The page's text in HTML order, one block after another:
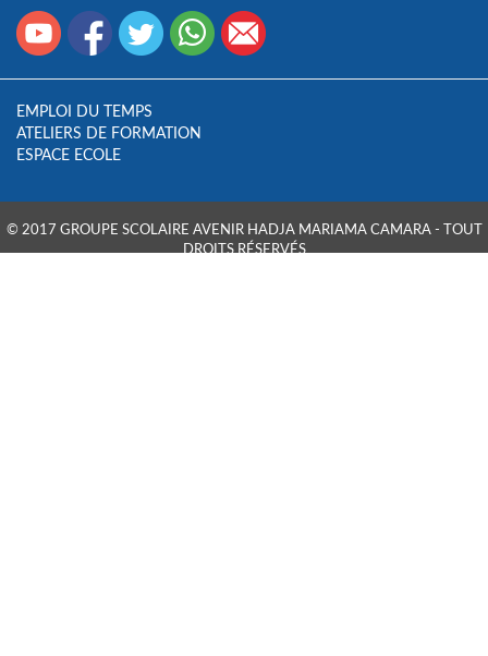
EMPLOI DU TEMPS
ATELIERS DE FORMATION
ESPACE ECOLE
© 2017 GROUPE SCOLAIRE AVENIR HADJA MARIAMA CAMARA - TOUT
DROITS RÉSERVÉS